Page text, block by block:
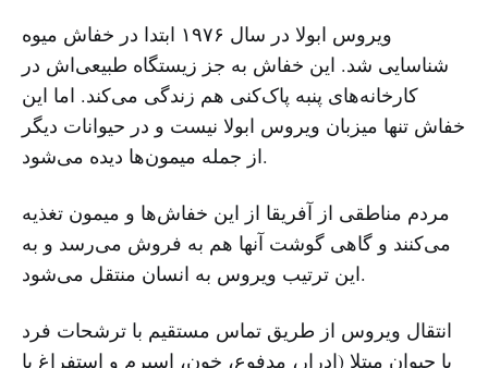
ویروس ابولا در سال ۱۹۷۶ ابتدا در خفاش میوه
شناسایی شد. این خفاش به جز زیستگاه طبیعی‌اش در
کارخانه‌های پنبه پاک‌کنی هم زندگی می‌کند. اما این
خفاش تنها میزبان ویروس ابولا نیست و در حیوانات دیگر
از جمله میمون‌ها دیده می‌شود.
مردم مناطقی از آفریقا از این خفاش‌ها و میمون تغذیه
می‌کنند و گاهی گوشت آنها هم به فروش می‌رسد و به
این ترتیب ویروس به انسان منتقل می‌شود.
انتقال ویروس از طریق تماس مستقیم با ترشحات فرد
یا حیوان مبتلا (ادرار، مدفوع، خون، اسپرم و استفراغ یا